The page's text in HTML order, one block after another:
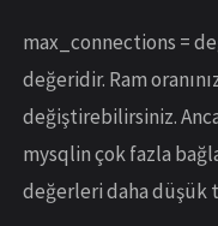
max_connections =
değeridir. Ram
değiştirebilirsiniz.
mysqlin çok fazla
değerleri daha düşük